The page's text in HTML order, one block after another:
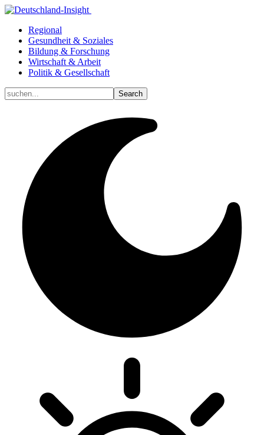
Regional
Gesundheit & Soziales
Bildung & Forschung
Wirtschaft & Arbeit
Politik & Gesellschaft